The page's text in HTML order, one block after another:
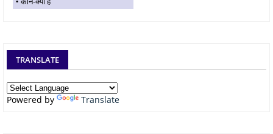
TRANSLATE
Powered by Translate